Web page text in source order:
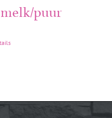
puur